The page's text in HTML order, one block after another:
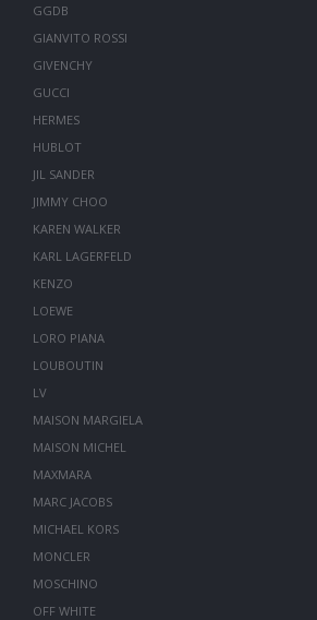
GGDB
GIANVITO ROSSI
GIVENCHY
GUCCI
HERMES
HUBLOT
JIL SANDER
JIMMY CHOO
KAREN WALKER
KARL LAGERFELD
KENZO
LOEWE
LORO PIANA
LOUBOUTIN
LV
MAISON MARGIELA
MAISON MICHEL
MAXMARA
MARC JACOBS
MICHAEL KORS
MONCLER
MOSCHINO
OFF WHITE